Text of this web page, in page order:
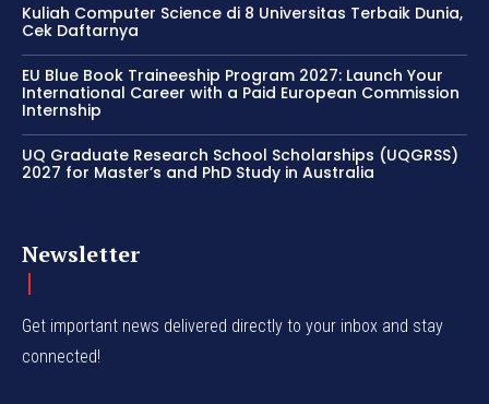
Kuliah Computer Science di 8 Universitas Terbaik Dunia,
Cek Daftarnya
EU Blue Book Traineeship Program 2027: Launch Your
International Career with a Paid European Commission
Internship
UQ Graduate Research School Scholarships (UQGRSS)
2027 for Master’s and PhD Study in Australia
Newsletter
Get important news delivered directly to your inbox and stay
connected!